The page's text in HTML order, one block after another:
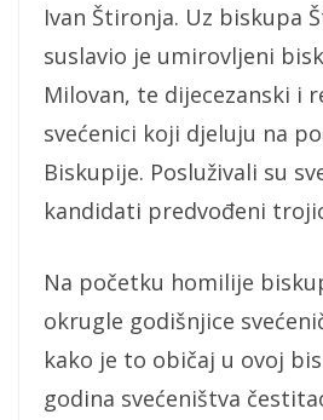
Ivan Štironja. Uz biskupa
suslavio je umirovljeni
Milovan, te dijecezanski i
svećenici koji djeluju na
Biskupije. Posluživali su
kandidati predvođeni
Na početku homilije
okrugle godišnjice
kako je to običaj u ovoj
godina svećeništva